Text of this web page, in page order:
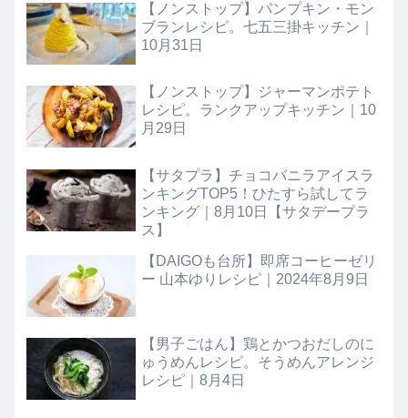
【ノンストップ】パンプキン・モン
ブランレシピ。七五三掛キッチン｜
10月31日
【ノンストップ】ジャーマンポテト
レシピ。ランクアップキッチン｜10
月29日
【サタプラ】チョコバニラアイスラ
ンキングTOP5！ひたすら試してラ
ンキング｜8月10日【サタデープラ
ス】
【DAIGOも台所】即席コーヒーゼリ
ー 山本ゆりレシピ｜2024年8月9日
【男子ごはん】鶏とかつおだしのに
ゅうめんレシピ。そうめんアレンジ
レシピ｜8月4日